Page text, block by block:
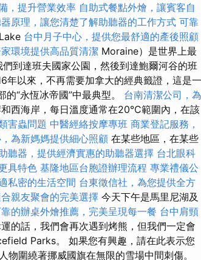
，提升營業效率 自助式餐點外燴，讓賓客自
原理，讓您清楚了解助聽器的工作方式 可靠
台中月子中心，提供您最舒適的產後照顧
環境提供高品質清潔 Moraine）是世界上最
們到達班夫國家公園，然後到達鮑爾河谷的班
年以來，不再需要加拿大的經典籤證，這是一
“永恆冰帝國”中最典型。 台南清潔公司，為
西海岸，每日溫度通常在20°C範圍內，在該
害蟲問題 中醫經絡按摩專班 商業登記服務，
為新媽媽提供細心照顧 在某些地區，在某些
聽器，提供經濟實惠的助聽器選擇 台北眼科
具特色 基隆地區台胞證辦理流程 專業禮儀公
私密的生活空間 台東徵信社，為您提供全方
親友聚會的完美選擇 今天下午是馬里尼湖及
的辦桌外燴推薦，完美呈現每一餐 台中肩頸
的話，我們會再次遇到烤熊，但我們一定會
Parks。 如果您有興趣，請在此表示您
物圍繞著挪威國旗在無限的雪場中間刺傷。